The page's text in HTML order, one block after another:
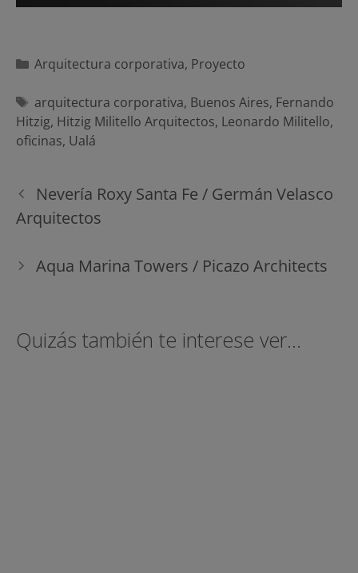
Categorías
Arquitectura corporativa, Proyecto
Etiquetas
arquitectura corporativa, Buenos Aires, Fernando
Hitzig, Hitzig Militello Arquitectos, Leonardo Militello,
oficinas, Ualá
Navegación
de
entradas
Nevería Roxy Santa Fe / Germán Velasco
Arquitectos
Aqua Marina Towers / Picazo Architects
Quizás también te interese ver...